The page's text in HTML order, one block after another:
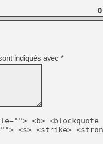
[GK] Oubliez Crazy Taxi,
[LS] [Switch] NSZ 5.0.0
[GK] No More Room in
[GK] Un chatbot Atelier
[GK] Mémoire cash -
[GK] Nvidia : le prix des
[GK] Suikoden Star Leap
[Mo5] La mini borne
0
indiqués avec *
<b> <blockquote
<s> <strike>